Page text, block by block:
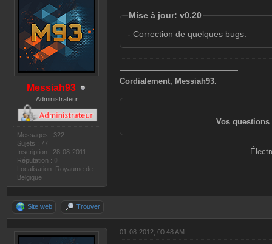
Messiah93
Administrateur
Messages : 322
Sujets : 77
Inscription : 28-08-2011
Réputation :
Localisation: Royaume de
Belgique
Mise à jour: v0.20
- Correction de quelques bugs.
———————————————
Cordialement, Messiah93.
Vos questions
Site web Trouver
01-08-2012, 00:48 AM